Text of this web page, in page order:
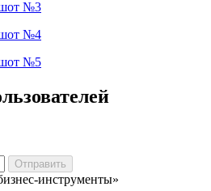
инструменты»